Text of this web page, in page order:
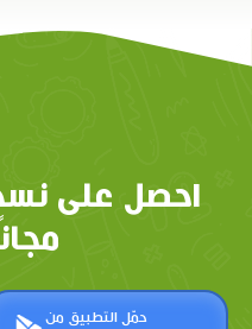
احصل على
حمّل التطبيق من